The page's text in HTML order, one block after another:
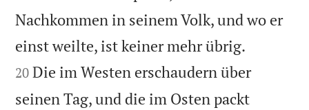
Nachkommen in seinem Volk, und wo er
einst weilte, ist keiner mehr übrig.
20 Die im Westen erschaudern über
seinen Tag, und die im Osten packt